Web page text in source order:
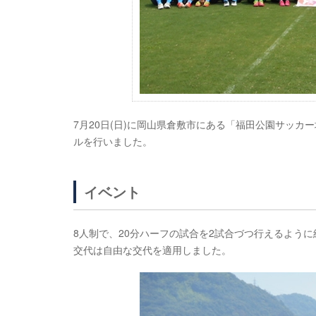
7月20日(日)に岡山県倉敷市にある「福田公園サッカ
ルを行いました。
イベント
8人制で、20分ハーフの試合を2試合づつ行えるよう
交代は自由な交代を適用しました。